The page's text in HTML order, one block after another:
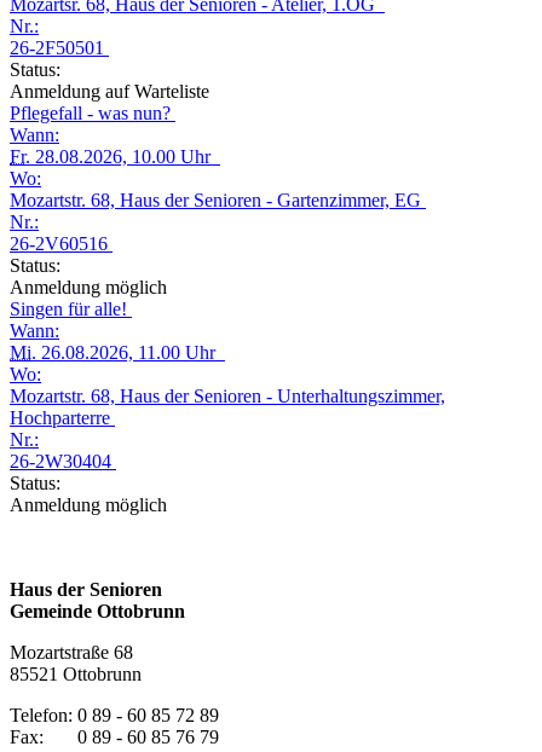
Nr.:
26-2F50501
Status:
Anmeldung auf Warteliste
Pflegefall - was nun?
Wann:
Fr. 28.08.2026, 10.00 Uhr
Wo:
Mozartstr. 68, Haus der Senioren - Gartenzimmer, EG
Nr.:
26-2V60516
Status:
Anmeldung möglich
Singen für alle!
Wann:
Mi. 26.08.2026, 11.00 Uhr
Wo:
Mozartstr. 68, Haus der Senioren - Unterhaltungszimmer,
Hochparterre
Nr.:
26-2W30404
Status:
Anmeldung möglich
Haus der Senioren
Gemeinde Ottobrunn
Mozartstraße 68
85521 Ottobrunn
Telefon: 0 89 - 60 85 72 89
Fax: 0 89 - 60 85 76 79